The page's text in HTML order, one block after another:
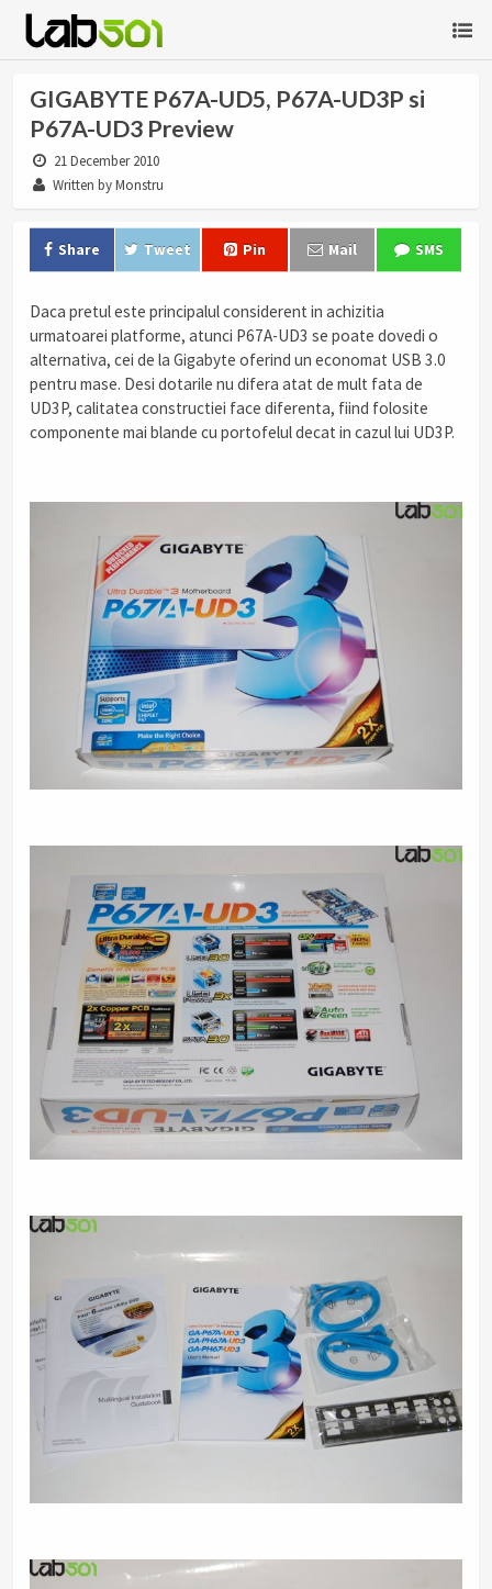
GIGABYTE P67A-UD5, P67A-UD3P si
P67A-UD3 Preview
21 December 2010
Written by Monstru
Share Tweet Pin Mail SMS
Daca pretul este principalul considerent in achizitia
urmatoarei platforme, atunci P67A-UD3 se poate dovedi o
alternativa, cei de la Gigabyte oferind un economat USB 3.0
pentru mase. Desi dotarile nu difera atat de mult fata de
UD3P, calitatea constructiei face diferenta, fiind folosite
componente mai blande cu portofelul decat in cazul lui UD3P.